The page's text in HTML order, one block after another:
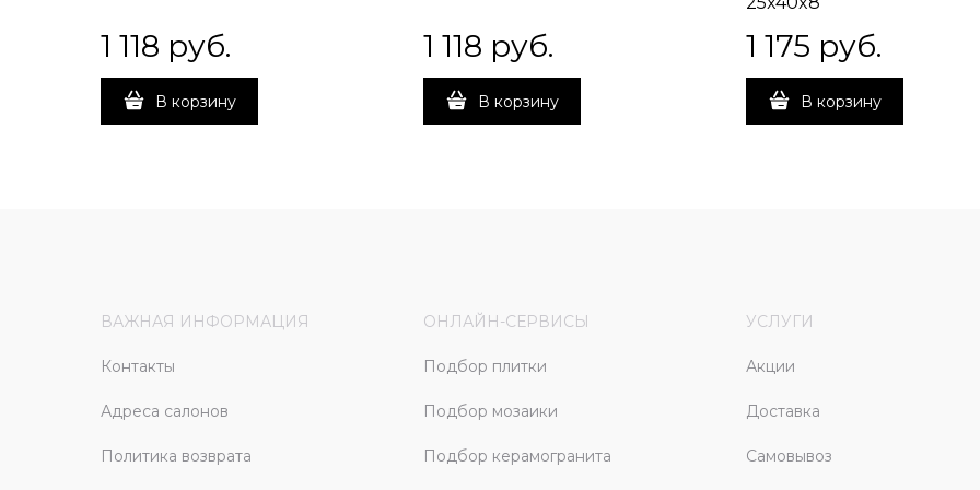
1 118 руб.
В корзину
1 118 руб.
В корзину
1 175 руб.
В корзину
ВАЖНАЯ ИНФОРМАЦИЯ
Контакты
Адреса салонов
Политика возврата
ОНЛАЙН-СЕРВИСЫ
Подбор плитки
Подбор мозаики
Подбор керамогранита
УСЛУГИ
Акции
Доставка
Самовывоз